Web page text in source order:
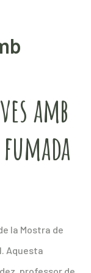
amb
la Mostra de
Aquesta